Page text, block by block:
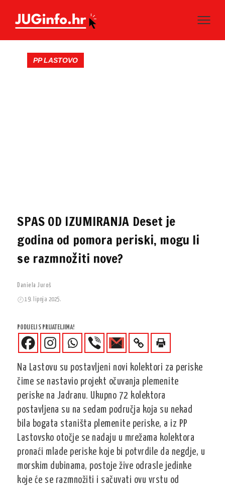
PP LASTOVO
SPAS OD IZUMIRANJA Deset je
godina od pomora periski, mogu li
se razmnožiti nove?
Daniela Juroš
19. lipnja 2025.
PODIJELI S PRIJATELJIMA!
Na Lastovu su postavljeni novi kolektori za periske
čime se nastavio projekt očuvanja plemenite
periske na Jadranu. Ukupno 72 kolektora
postavljena su na sedam područja koja su nekad
bila bogata staništa plemenite periske, a iz PP
Lastovsko otočje se nadaju u mrežama kolektora
pronaći mlade periske koje bi potvrdile da negdje, u
morskim dubinama, postoje žive odrasle jedinke
koje će se razmnožiti i sačuvati ovu vrstu od